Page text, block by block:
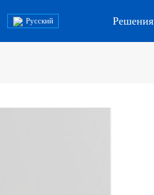
Русский Решения